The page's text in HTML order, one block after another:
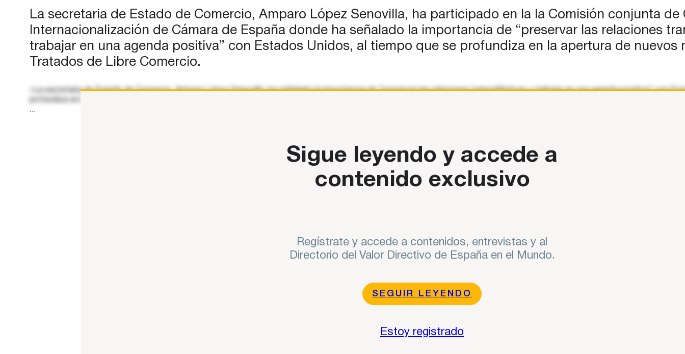
Comisión conjunta de Comercio e
Internacionalización de Cámara…
La secretaria de Estado de Comercio, Amparo López Senovilla, ha participado en la la Comisión conjunta de
Internacionalización de Cámara de España donde ha señalado la importancia de “preservar las relaciones
trabajar en una agenda positiva” con Estados Unidos, al tiempo que se profundiza en la apertura de nuevos
Tratados de Libre Comercio.
«La secretaria de Estado de Comercio, Amparo López Senovilla, ha señalado la importancia de “preservar las relaciones transatlánticas y trabajar en una agenda positiva” con
...
Sigue leyendo y accede a
contenido exclusivo
Regístrate y accede a contenidos, entrevistas y al
Directorio del Valor Directivo de España en el Mundo.
SEGUIR LEYENDO
Estoy registrado